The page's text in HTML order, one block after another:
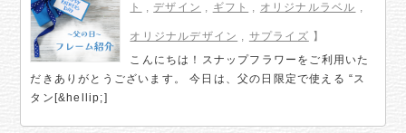
ト , デザイン , ギフト , オリジナルラベル ,
オリジナルデザイン , サプライズ 】
こんにちは！スナップフラワーをご利用いた
だきありがとうございます。 今日は、父の日限定で使える “ス
タン[&hellip;]